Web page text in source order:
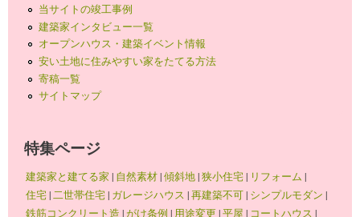
当サイトの竣工事例
建築家インタビュー一覧
オープンハウス・建築イベント情報
安い土地に住みやすい家をたてる方法
寄稿一覧
サイトマップ
特集ページ
建築家と建てる家 | 自然素材|傾斜地|狭小住宅| リフォーム |
住宅| 二世帯住宅| ガレージハウス |再建築不可| シンプルモダン |
鉄筋コンクリート造 |がけ条例 | 用途変更 |平屋 | コートハウス |